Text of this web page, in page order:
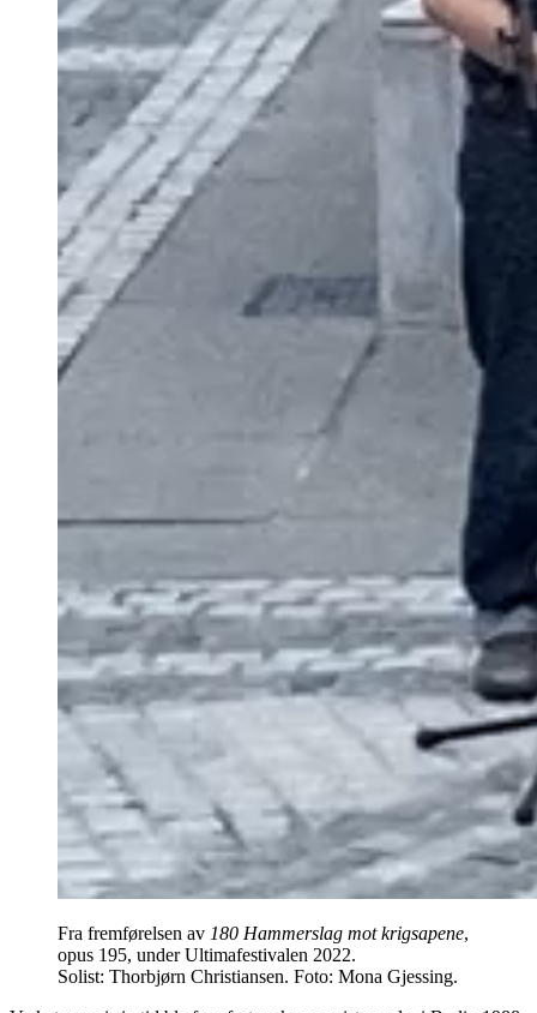
Fra fremførelsen av 180 Hammerslag mot krigsapene,
opus 195, under Ultimafestivalen 2022.
Solist: Thorbjørn Christiansen. Foto: Mona Gjessing.